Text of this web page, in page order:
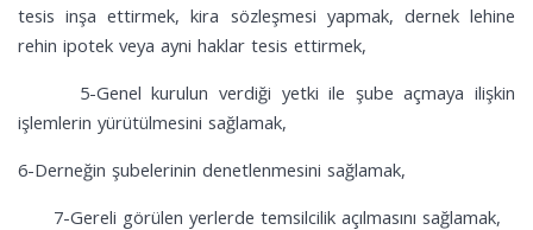
tesis inşa ettirmek, kira sözleşmesi yapmak, dernek lehine
rehin ipotek veya ayni haklar tesis ettirmek,
5-Genel kurulun verdiği yetki ile şube açmaya ilişkin
işlemlerin yürütülmesini sağlamak,
6-Derneğin şubelerinin denetlenmesini sağlamak,
7-Gereli görülen yerlerde temsilcilik açılmasını sağlamak,